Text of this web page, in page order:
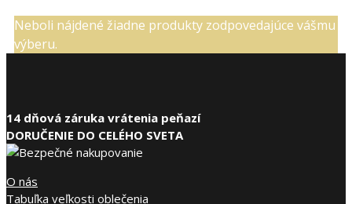
Neboli nájdené žiadne produkty zodpovedajúce vášmu
výberu.
14 dňová záruka vrátenia peňazí
DORUČENIE DO CELÉHO SVETA
O nás
Tabuľka veľkosti oblečenia